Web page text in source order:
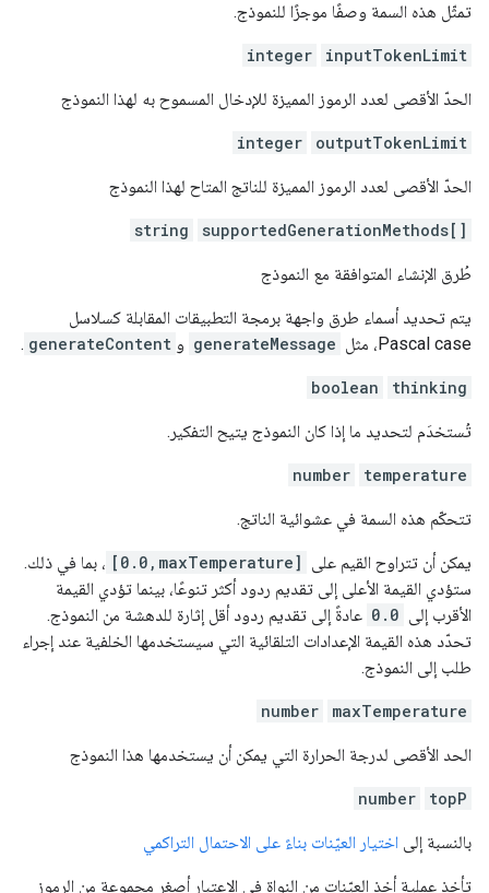
تمثّل هذه السمة وصفًا موجزًا للنموذج.
inputTokenLimit
integer
الحدّ الأقصى لعدد الرموز المميزة للإدخال المسموح به لهذا النموذج
outputTokenLimit
integer
الحدّ الأقصى لعدد الرموز المميزة للناتج المتاح لهذا النموذج
supportedGenerationMethods[]
string
طُرق الإنشاء المتوافقة مع النموذج
يتم تحديد أسماء طرق واجهة برمجة التطبيقات المقابلة كسلاسل
Pascal case، مثل
generateMessage و generateContent
.
thinking
boolean
تُستخدَم لتحديد ما إذا كان النموذج يتيح التفكير.
temperature
number
تتحكّم هذه السمة في عشوائية الناتج.
يمكن أن تتراوح القيم على [0.0,maxTemperature] ، بما في ذلك.
ستؤدي القيمة الأعلى إلى تقديم ردود أكثر تنوعًا، بينما تؤدي القيمة
الأقرب إلى 0.0 عادةً إلى تقديم ردود أقل إثارة للدهشة من النموذج.
تحدّد هذه القيمة الإعدادات التلقائية التي سيستخدمها الخلفية عند إجراء
طلب إلى النموذج.
maxTemperature
number
الحد الأقصى لدرجة الحرارة التي يمكن أن يستخدمها هذا النموذج
topP
number
بالنسبة إلى اختيار العيّنات بناءً على الاحتمال التراكمي
تأخذ عملية أخذ العيّنات من النواة في الاعتبار أصغر مجموعة من الرموز